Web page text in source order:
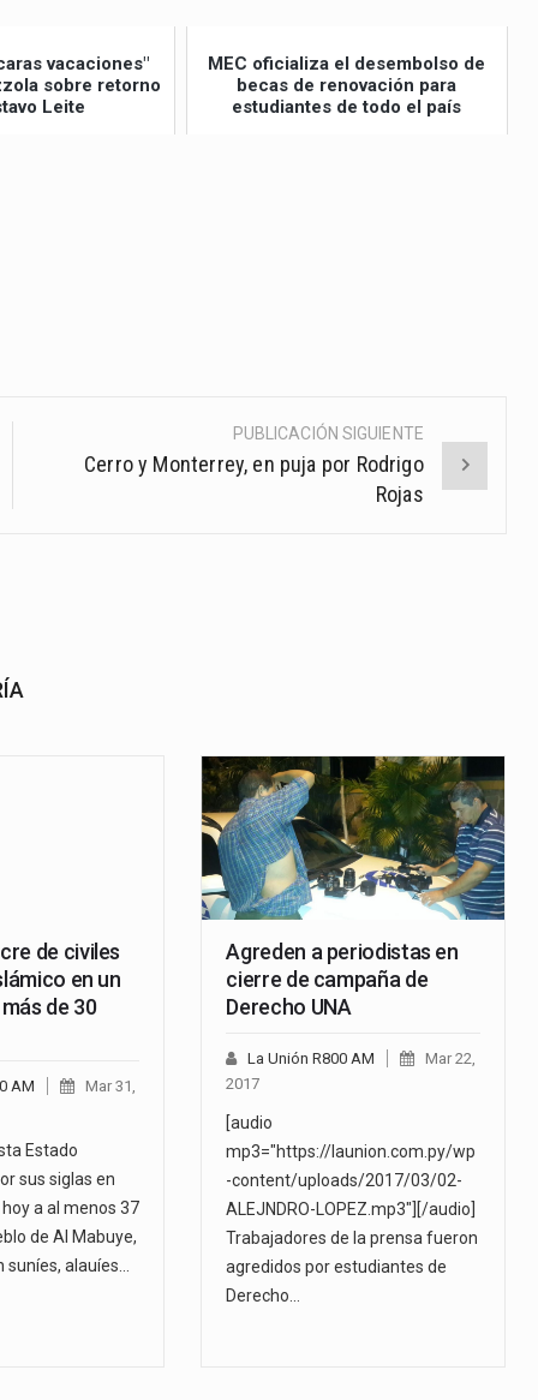
vacaciones"
sobre retorno
Leite
MEC oficializa el desembolso de
becas de renovación para
estudiantes de todo el país
PUBLICACIÓN SIGUIENTE
Cerro y Monterrey, en puja por Rodrigo
Rojas
de civiles
en un
de 30
AM Mar 31,
Estado
sus siglas en
a al menos 37
de Al Mabuye,
suníes, alauíes…
Agreden a periodistas en
cierre de campaña de
Derecho UNA
La Unión R800 AM
Mar 22,
2017
[audio
mp3="https://launion.com.py/wp
-content/uploads/2017/03/02-
ALEJNDRO-LOPEZ.mp3"][/audio]
Trabajadores de la prensa fueron
agredidos por estudiantes de
Derecho…